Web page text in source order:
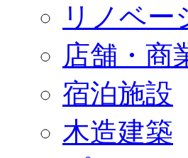
リノベー
店舗・商
宿泊施設
木造建築